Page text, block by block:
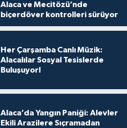
Alaca ve Mecitözü’nde
biçerdöver kontrolleri sürüyor
Her Çarşamba Canlı Müzik:
Alacalılar Sosyal Tesislerde
Buluşuyor!
Alaca’da Yangın Paniği: Alevler
Ekili Arazilere Sıçramadan